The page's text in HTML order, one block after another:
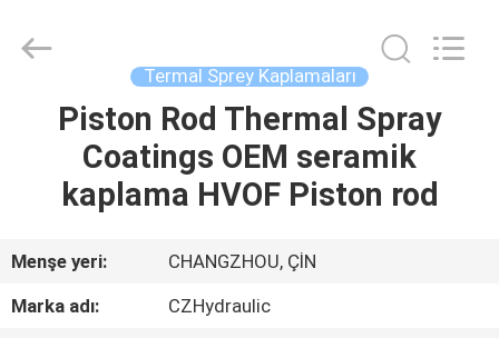
EVDE
ÜRÜN
VIDEOLAR
EQUIPMENT
CO.,LTD.
Termal Sprey Kaplamaları
Piston Rod Thermal Spray
Coatings OEM seramik
kaplama HVOF Piston rod
Menşe yeri:
CHANGZHOU, ÇİN
Marka adı:
CZHydraulic